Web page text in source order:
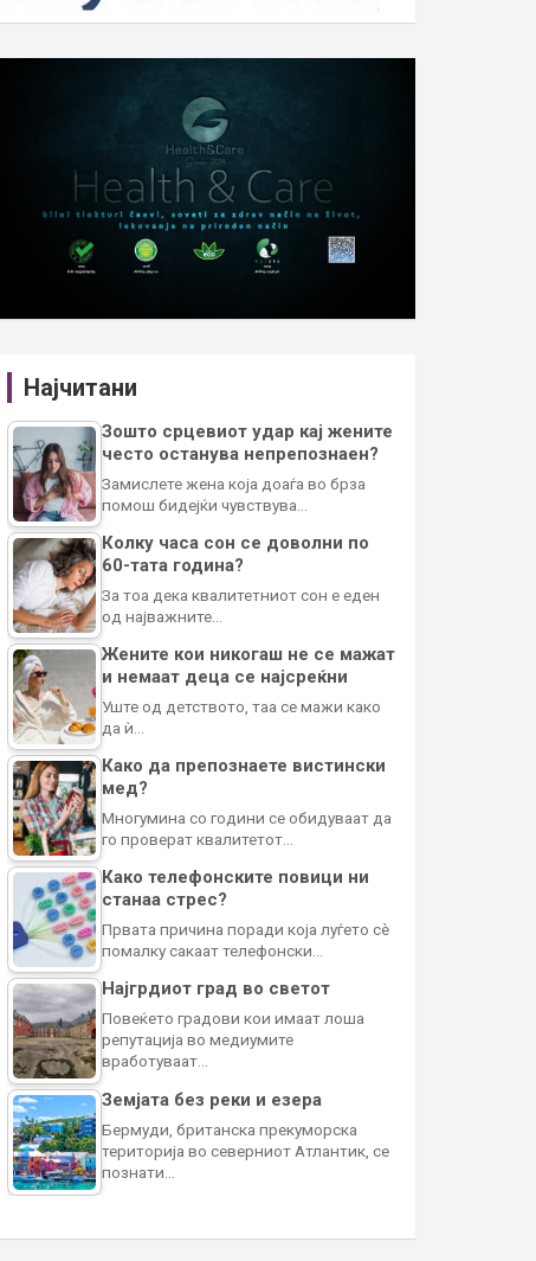
Најчитани
Зошто срцевиот удар кај жените
често останува непрепознаен?
Замислете жена која доаѓа во брза
помош бидејќи чувствува…
Колку часа сон се доволни по
60-тата година?
За тоа дека квалитетниот сон е еден
од најважните…
Жените кои никогаш не се мажат
и немаат деца се најсреќни
Уште од детството, таа се мажи како
да ѝ…
Како да препознаете вистински
мед?
Многумина со години се обидуваат да
го проверат квалитетот…
Како телефонските повици ни
станаа стрес?
Првата причина поради која луѓето сè
помалку сакаат телефонски…
Најгрдиот град во светот
Повеќето градови кои имаат лоша
репутација во медиумите
вработуваат…
Земјата без реки и езера
Бермуди, британска прекуморска
територија во северниот Атлантик, се
познати…